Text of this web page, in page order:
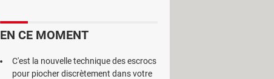
EN CE MOMENT
C'est la nouvelle technique des escrocs
pour piocher discrètement dans votre